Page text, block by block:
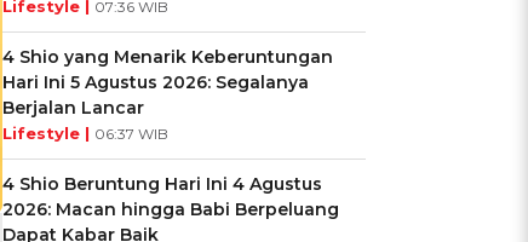
Lifestyle | 07:36 WIB
4 Shio yang Menarik Keberuntungan
Hari Ini 5 Agustus 2026: Segalanya
Berjalan Lancar
Lifestyle | 06:37 WIB
4 Shio Beruntung Hari Ini 4 Agustus
2026: Macan hingga Babi Berpeluang
Dapat Kabar Baik